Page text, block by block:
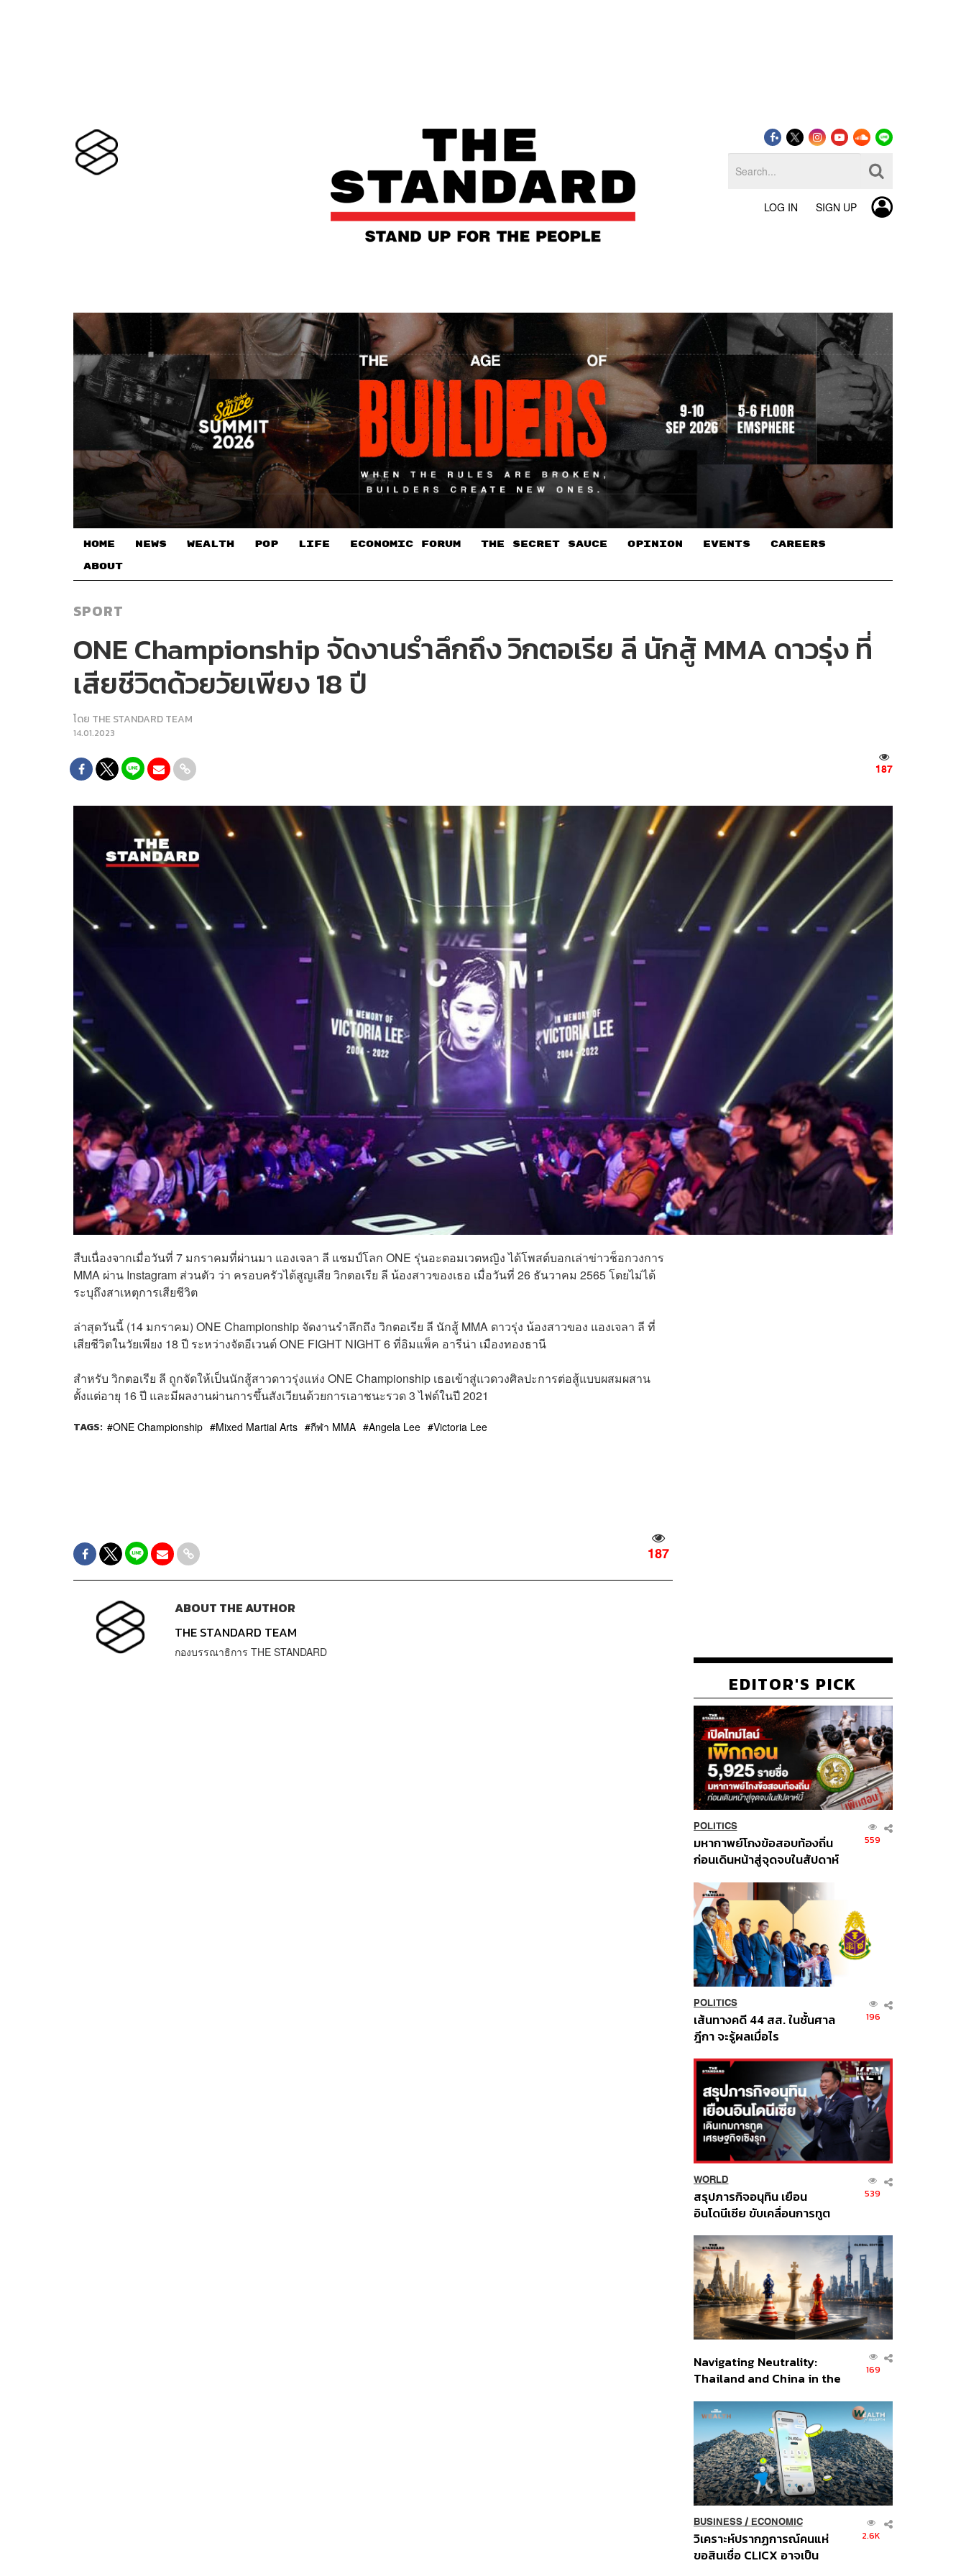
LOG IN SIGN UP
HOME NEWS WEALTH POP LIFE ECONOMIC FORUM THE SECRET SAUCE​ OPINION EVENTS CAREERS
ABOUT
SPORT
ONE Championship จัดงานรำลึกถึง วิกตอเรีย ลี นักสู้ MMA ดาวรุ่ง ที่
เสียชีวิตด้วยวัยเพียง 18 ปี
โดย THE STANDARD TEAM
14.01.2023
187
สืบเนื่องจากเมื่อวันที่ 7 มกราคมที่ผ่านมา แองเจลา ลี แชมป์โลก ONE รุ่นอะตอมเวตหญิง ได้โพสต์บอกเล่าข่าวช็อกวงการ
MMA ผ่าน Instagram ส่วนตัว ว่า ครอบครัวได้สูญเสีย วิกตอเรีย ลี น้องสาวของเธอ เมื่อวันที่ 26 ธันวาคม 2565 โดยไม่ได้
ระบุถึงสาเหตุการเสียชีวิต
ล่าสุดวันนี้ (14 มกราคม) ONE Championship จัดงานรำลึกถึง วิกตอเรีย ลี นักสู้ MMA ดาวรุ่ง น้องสาวของ แองเจลา ลี ที่
เสียชีวิตในวัยเพียง 18 ปี ระหว่างจัดอีเวนต์ ONE FIGHT NIGHT 6 ที่อิมแพ็ค อารีน่า เมืองทองธานี
สำหรับ วิกตอเรีย ลี ถูกจัดให้เป็นนักสู้สาวดาวรุ่งแห่ง ONE Championship เธอเข้าสู่แวดวงศิลปะการต่อสู้แบบผสมผสาน
ตั้งแต่อายุ 16 ปี และมีผลงานผ่านการขึ้นสังเวียนด้วยการเอาชนะรวด 3 ไฟต์ในปี 2021
TAGS: ONE Championship Mixed Martial Arts กีฬา MMA Angela Lee Victoria Lee
187
ABOUT THE AUTHOR
THE STANDARD TEAM
กองบรรณาธิการ THE STANDARD
EDITOR'S PICK
POLITICS
มหากาพย์โกงข้อสอบท้องถิ่น
ก่อนเดินหน้าสู่จุดจบในสัปดาห์
559
POLITICS
เส้นทางคดี 44 สส. ในชั้นศาล
ฎีกา จะรู้ผลเมื่อไร
196
WORLD
สรุปภารกิจอนุทิน เยือน
อินโดนีเซีย ขับเคลื่อนการทูต
ส่วนยุทธศาสตร์ไทย –
อินโดนีเซีย
539
Navigating Neutrality:
Thailand and China in the
Order
169
BUSINESS/ ECONOMIC
วิเคราะห์ปรากฏการณ์คนแห่
ขอสินเชื่อ CLICX อาจเป็น
2.6K